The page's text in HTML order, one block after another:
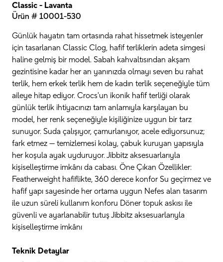
Classic - Lavanta
Ürün # 10001-530
Günlük hayatın tam ortasında rahat hissetmek isteyenler
için tasarlanan Classic Clog, hafif terliklerin adeta simgesi
haline gelmiş bir model. Sabah kahvaltısından akşam
gezintisine kadar her an yanınızda olmayı seven bu rahat
terlik, hem erkek terlik hem de kadın terlik seçeneğiyle tüm
aileye hitap ediyor. Crocs'un ikonik hafif terliği olarak
günlük terlik ihtiyacınızı tam anlamıyla karşılayan bu
model, her renk seçeneğiyle kişiliğinize uygun bir tarz
sunuyor. Suda çalışıyor, çamurlanıyor, acele ediyorsunuz;
fark etmez — temizlemesi kolay, çabuk kuruyan yapısıyla
her koşula ayak uyduruyor. Jibbitz aksesuarlarıyla
kişiselleştirme imkânı da cabası. Öne Çıkan Özellikler:
Featherweight hafiflikte, 360 derece konfor Su geçirmez ve
hafif yapı sayesinde her ortama uygun Nefes alan tasarım
ile uzun süreli kullanım konforu Döner topuk askısı ile
güvenli ve ayarlanabilir tutuş Jibbitz aksesuarlarıyla
kişiselleştirme imkânı
Teknik Detaylar